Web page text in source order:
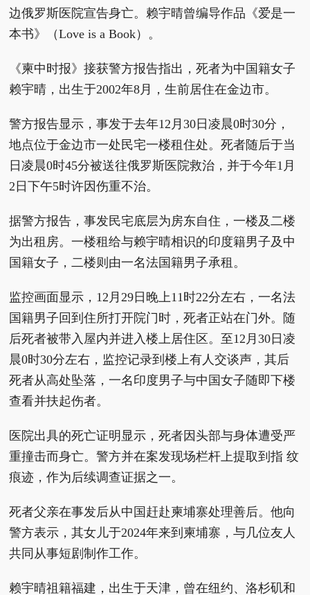
边俄罗斯医院宣告身亡。赖宇晴曾编导作品《爱是一
本书》（Love is a Book）。
《柬中时报》接获警方报告指出，死者为中国籍女子
赖宇晴，出生于2002年8月，生前居住在金边市。
警方报告显示，事发于去年12月30日凌晨0时30分，
地点位于金边市一处民宅一楼租住处。死者随后于当
日凌晨0时45分被送往俄罗斯医院救治，并于今年1月
2日下午5时许因伤重不治。
据警方报告，事发民宅底层为房东自住，一楼及二楼
为出租房。一楼租给与赖宇晴相识的印度籍男子及中
国籍女子，二楼则由一名法国籍男子承租。
监控画面显示，12月29日晚上11时22分左右，一名法
国籍男子回到住所打开院门时，死者正站在门外。随
后死者被带入屋内并进入楼上居住区。至12月30日凌
晨0时30分左右，监控记录到楼上有人交谈声，其后
死者从高处坠落，一名印度男子与中国女子随即下楼
查看并扶起伤者。
医院出具的死亡证明显示，死者因头部与身体遭受严
重撞击而身亡。警方并在案发现场栏杆上提取到指 纹
痕迹，作为后续调查证据之一。
死者父亲在事发后从中国赶赴柬埔寨处理善后。他向
警方表示，其女儿于2024年来到柬埔寨，与几位友人
共同从事短剧制作工作。
赖宇晴祖籍福建，出生于天津，曾在纽约、洛杉矶和